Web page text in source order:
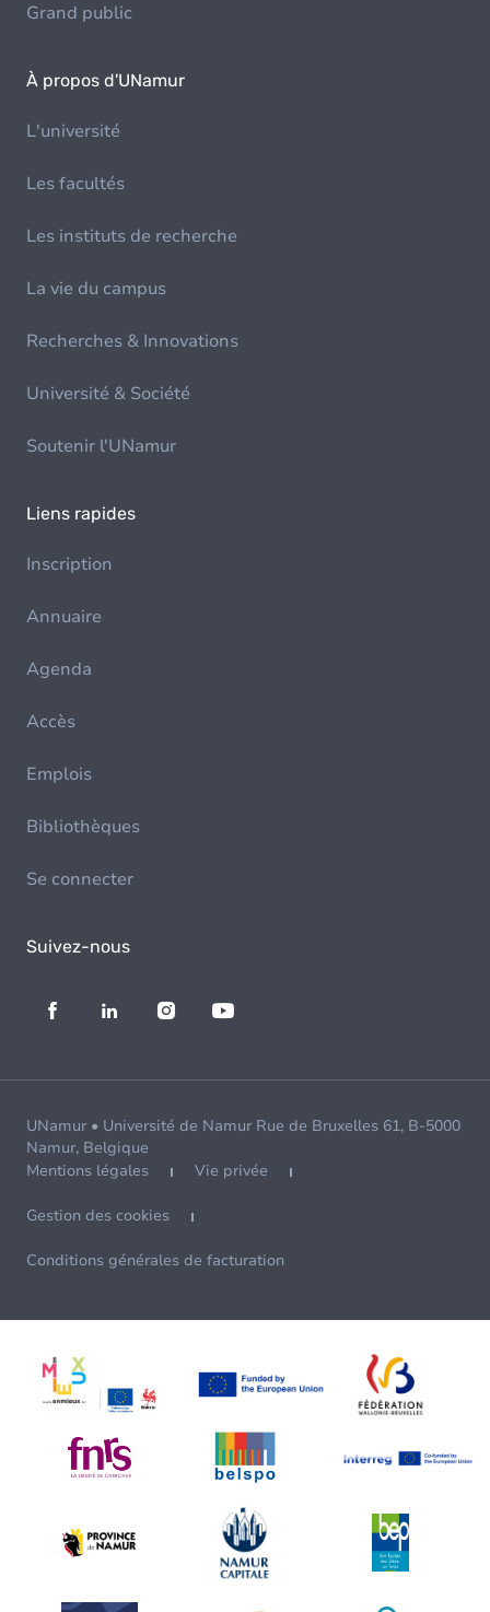
Grand public
À propos d'UNamur
L'université
Les facultés
Les instituts de recherche
La vie du campus
Recherches & Innovations
Université & Société
Soutenir l'UNamur
Liens rapides
Inscription
Annuaire
Agenda
Accès
Emplois
Bibliothèques
Se connecter
Suivez-nous
UNamur • Université de Namur Rue de Bruxelles 61, B-5000
Namur, Belgique
Mentions légales
Vie privée
Gestion des cookies
Conditions générales de facturation